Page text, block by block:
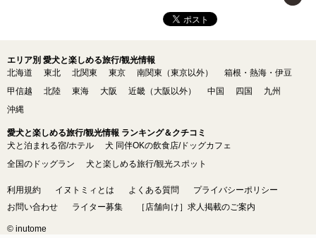
エリア別 愛犬と楽しめる旅行/観光情報
北海道
東北 北関東 東京 南関東（東京以外）
箱根・熱海・伊豆
甲信越
北陸 東海 大阪 近畿（大阪以外） 中国 四国
九州
沖縄
愛犬と楽しめる旅行/観光情報 ランキング＆クチコミ
犬と泊まれる宿/ホテル
犬 同伴OKの飲食店/ドッグカフェ
全国のドッグラン
犬と楽しめる旅行/観光スポット
利用規約 イヌトミィとは よくある質問
プライバシーポリシー
お問い合わせ
ライター募集 ［店舗向け］求人掲載のご案内
© inutome